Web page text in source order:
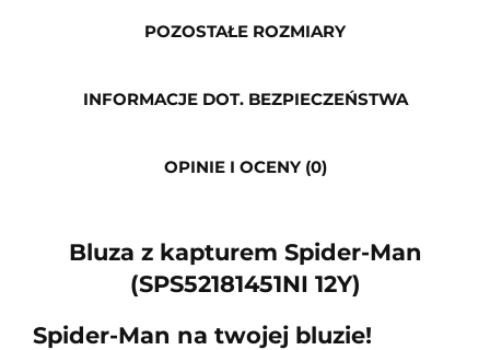
POZOSTAŁE ROZMIARY
INFORMACJE DOT. BEZPIECZEŃSTWA
OPINIE I OCENY (0)
Bluza z kapturem Spider-Man
(SPS52181451NI 12Y)
Spider-Man na twojej bluzie!